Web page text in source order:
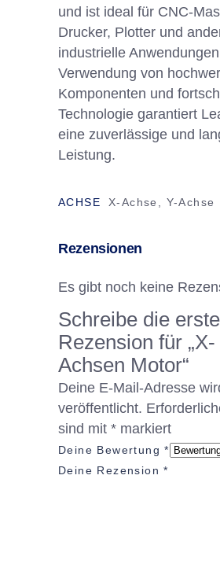
und ist ideal für CNC-
Drucker, Plotter und
industrielle
Verwendung von
Komponenten und
Technologie garantiert
eine zuverlässige und
Leistung.
ACHSE X-Achse, Y-Achse
Rezensionen
Es gibt noch keine
Schreibe die erste
Rezension für „X-
Achsen Motor“
Deine E-Mail-Adresse
veröffentlicht.
sind mit * markiert
Deine Bewertung*
Deine Rezension*